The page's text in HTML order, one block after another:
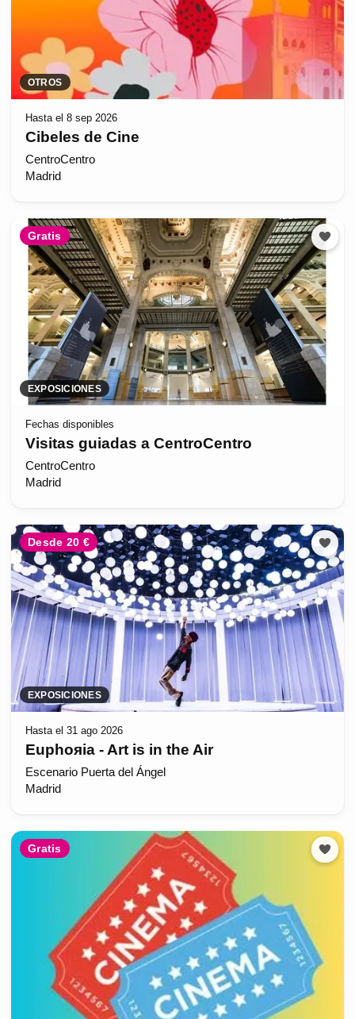
OTROS
Hasta el 8 sep 2026
Cibeles de Cine
CentroCentro
Madrid
Gratis
EXPOSICIONES
Fechas disponibles
Visitas guiadas a CentroCentro
CentroCentro
Madrid
Desde 20 €
EXPOSICIONES
Hasta el 31 ago 2026
Euphoяia - Art is in the Air
Escenario Puerta del Ángel
Madrid
Gratis